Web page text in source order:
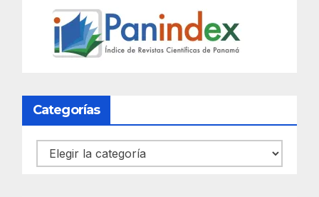
Categorías
Categorías